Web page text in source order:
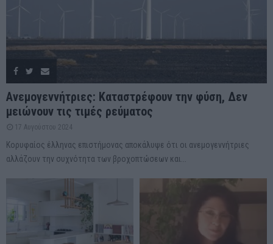
Ανεμογεννήτριες: Καταστρέφουν την φύση, Δεν
μειώνουν τις τιμές ρεύματος
17 Αυγούστου 2024
Κορυφαίος έλληνας επιστήμονας αποκάλυψε ότι οι ανεμογεννήτριες
αλλάζουν την συχνότητα των βροχοπτώσεων και...